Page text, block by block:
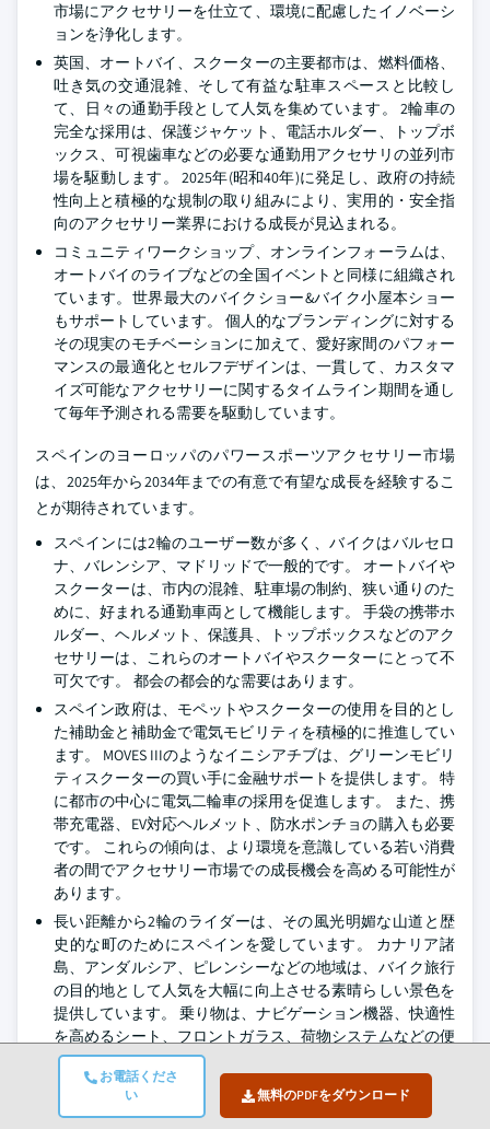
お電話くださ
い
無料のPDFをダウンロード
市場にアクセサリーを仕立て、環境に配慮したイノベーシ
ョンを浄化します。
英国、オートバイ、スクーターの主要都市は、燃料価格、
吐き気の交通混雑、そして有益な駐車スペースと比較し
て、日々の通勤手段として人気を集めています。 2輪車の
完全な採用は、保護ジャケット、電話ホルダー、トップボ
ックス、可視歯車などの必要な通勤用アクセサリの並列市
場を駆動します。 2025年(昭和40年)に発足し、政府の持続
性向上と積極的な規制の取り組みにより、実用的・安全指
向のアクセサリー業界における成長が見込まれる。
コミュニティワークショップ、オンラインフォーラムは、
オートバイのライブなどの全国イベントと同様に組織され
ています。世界最大のバイクショー&バイク小屋本ショー
もサポートしています。 個人的なブランディングに対する
その現実のモチベーションに加えて、愛好家間のパフォー
マンスの最適化とセルフデザインは、一貫して、カスタマ
イズ可能なアクセサリーに関するタイムライン期間を通し
て毎年予測される需要を駆動しています。
スペインのヨーロッパのパワースポーツアクセサリー市場
は、2025年から2034年までの有意で有望な成長を経験するこ
とが期待されています。
スペインには2輪のユーザー数が多く、バイクはバルセロ
ナ、バレンシア、マドリッドで一般的です。 オートバイや
スクーターは、市内の混雑、駐車場の制約、狭い通りのた
めに、好まれる通勤車両として機能します。 手袋の携帯ホ
ルダー、ヘルメット、保護具、トップボックスなどのアク
セサリーは、これらのオートバイやスクーターにとって不
可欠です。 都会の都会的な需要はあります。
スペイン政府は、モペットやスクーターの使用を目的とし
た補助金と補助金で電気モビリティを積極的に推進してい
ます。 MOVES IIIのようなイニシアチブは、グリーンモビリ
ティスクーターの買い手に金融サポートを提供します。 特
に都市の中心に電気二輪車の採用を促進します。 また、携
帯充電器、EV対応ヘルメット、防水ポンチョの購入も必要
です。 これらの傾向は、より環境を意識している若い消費
者の間でアクセサリー市場での成長機会を高める可能性が
あります。
長い距離から2輪のライダーは、その風光明媚な山道と歴
史的な町のためにスペインを愛しています。 カナリア諸
島、アンダルシア、ピレンシーなどの地域は、バイク旅行
の目的地として人気を大幅に向上させる素晴らしい景色を
提供しています。 乗り物は、ナビゲーション機器、快適性
を高めるシート、フロントガラス、荷物システムなどの便
利なシートなどのアクセサリーを頻繁に使用しています。
スペインのオートバイのライダーは、自分の個人的な特性
や好みに合わせてオートバイを変更することに興味が高ま